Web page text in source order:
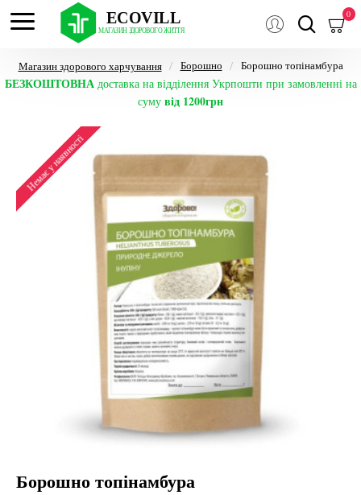
0
Магазин здорового харчування Борошно Борошно топінамбура
БЕЗКОШТОВНАдоставка на відділення Укрпошти при замовленні на
суму від 1200грн
Немає у наявності
Борошно топінамбура